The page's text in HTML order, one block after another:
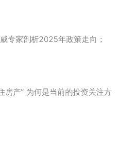
专家剖析2025年政策走向；
房产” 为何是当前的投资关注方